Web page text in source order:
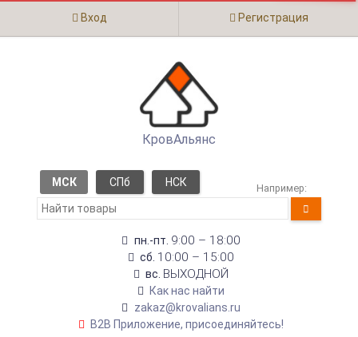
Вход Регистрация
КровАльянс
МСК СПб НСК Например:
пн.-пт. 9:00 – 18:00
сб. 10:00 – 15:00
вс. ВЫХОДНОЙ
Как нас найти
zakaz@krovalians.ru
B2B Приложение, присоединяйтесь!